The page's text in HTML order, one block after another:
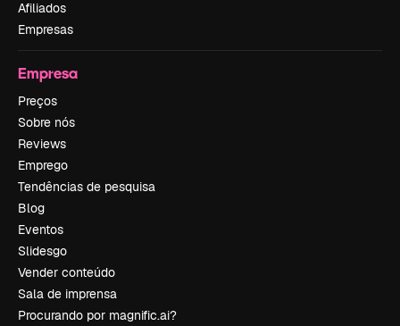
Afiliados
Empresas
Empresa
Preços
Sobre nós
Reviews
Emprego
Tendências de pesquisa
Blog
Eventos
Slidesgo
Vender conteúdo
Sala de imprensa
Procurando por magnific.ai?